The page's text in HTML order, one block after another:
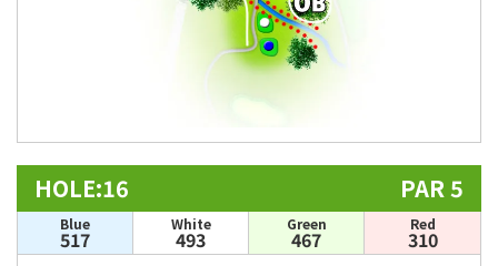
HOLE:16 PAR 5
Blue
517
White
493
Green
467
Red
310